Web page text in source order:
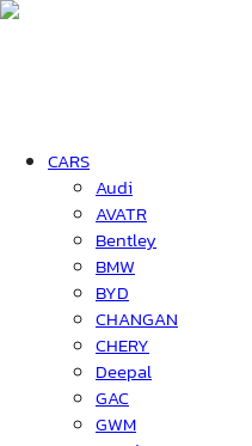
CARS
Audi
AVATR
Bentley
BMW
BYD
CHANGAN
CHERY
Deepal
GAC
GWM